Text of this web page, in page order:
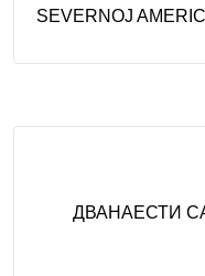
SEVERNOJ AMERICI
ДВАНАЕСТИ